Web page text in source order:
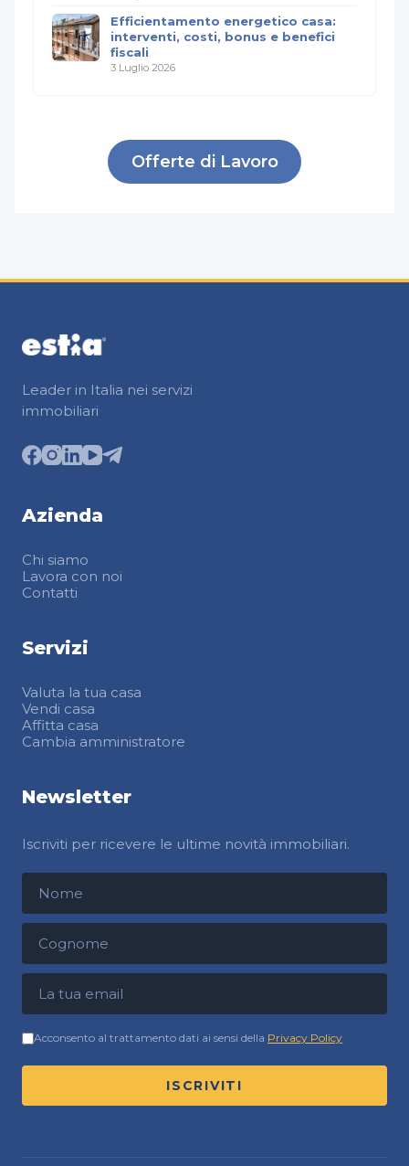
Efficientamento energetico casa:
interventi, costi, bonus e benefici
fiscali
3 Luglio 2026
Offerte di Lavoro
Leader in Italia nei servizi
immobiliari
Azienda
Chi siamo
Lavora con noi
Contatti
Servizi
Valuta la tua casa
Vendi casa
Affitta casa
Cambia amministratore
Newsletter
Iscriviti per ricevere le ultime novità immobiliari.
Nome
Cognome
Indirizzo email
Acconsento al trattamento dati ai sensi della Privacy Policy
ISCRIVITI